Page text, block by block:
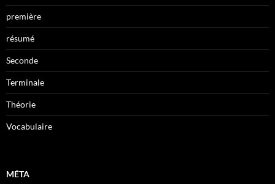
première
résumé
Seconde
Terminale
Théorie
Vocabulaire
MÉTA